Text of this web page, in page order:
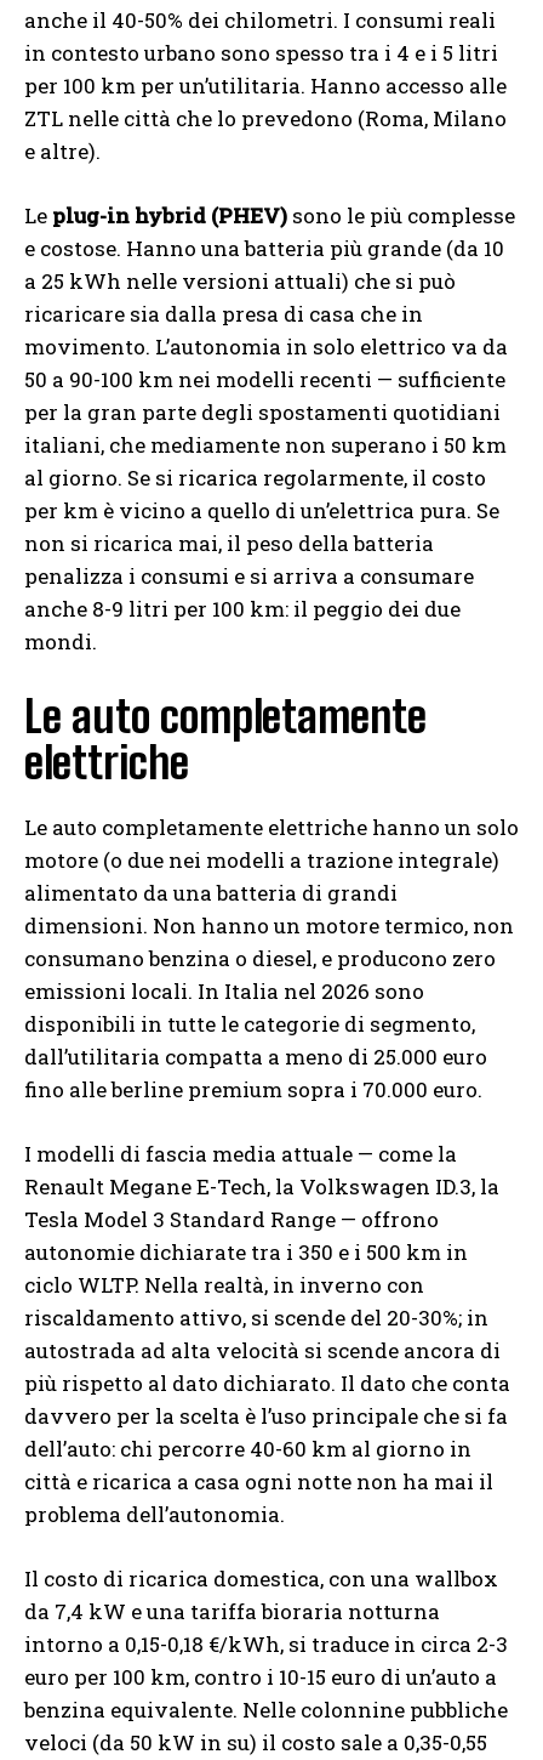
anche il 40-50% dei chilometri. I consumi reali
in contesto urbano sono spesso tra i 4 e i 5 litri
per 100 km per un’utilitaria. Hanno accesso alle
ZTL nelle città che lo prevedono (Roma, Milano
e altre).
Le plug-in hybrid (PHEV) sono le più complesse
e costose. Hanno una batteria più grande (da 10
a 25 kWh nelle versioni attuali) che si può
ricaricare sia dalla presa di casa che in
movimento. L’autonomia in solo elettrico va da
50 a 90-100 km nei modelli recenti — sufficiente
per la gran parte degli spostamenti quotidiani
italiani, che mediamente non superano i 50 km
al giorno. Se si ricarica regolarmente, il costo
per km è vicino a quello di un’elettrica pura. Se
non si ricarica mai, il peso della batteria
penalizza i consumi e si arriva a consumare
anche 8-9 litri per 100 km: il peggio dei due
mondi.
Le auto completamente
elettriche
Le auto completamente elettriche hanno un solo
motore (o due nei modelli a trazione integrale)
alimentato da una batteria di grandi
dimensioni. Non hanno un motore termico, non
consumano benzina o diesel, e producono zero
emissioni locali. In Italia nel 2026 sono
disponibili in tutte le categorie di segmento,
dall’utilitaria compatta a meno di 25.000 euro
fino alle berline premium sopra i 70.000 euro.
I modelli di fascia media attuale — come la
Renault Megane E-Tech, la Volkswagen ID.3, la
Tesla Model 3 Standard Range — offrono
autonomie dichiarate tra i 350 e i 500 km in
ciclo WLTP. Nella realtà, in inverno con
riscaldamento attivo, si scende del 20-30%; in
autostrada ad alta velocità si scende ancora di
più rispetto al dato dichiarato. Il dato che conta
davvero per la scelta è l’uso principale che si fa
dell’auto: chi percorre 40-60 km al giorno in
città e ricarica a casa ogni notte non ha mai il
problema dell’autonomia.
Il costo di ricarica domestica, con una wallbox
da 7,4 kW e una tariffa bioraria notturna
intorno a 0,15-0,18 €/kWh, si traduce in circa 2-3
euro per 100 km, contro i 10-15 euro di un’auto a
benzina equivalente. Nelle colonnine pubbliche
veloci (da 50 kW in su) il costo sale a 0,35-0,55